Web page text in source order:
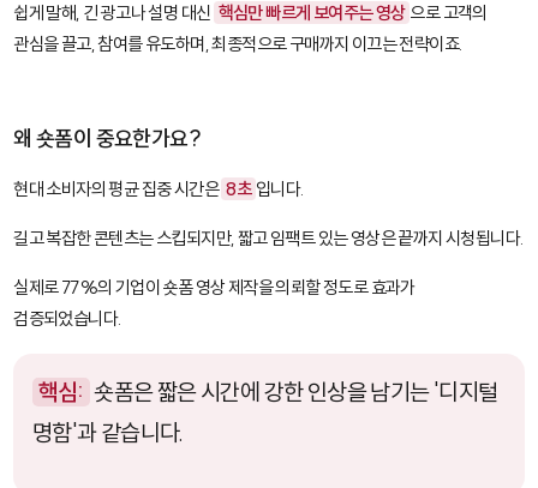
쉽게 말해, 긴 광고나 설명 대신 핵심만 빠르게 보여주는 영상 으로 고객의
관심을 끌고, 참여를 유도하며, 최종적으로 구매까지 이끄는 전략이죠.
왜 숏폼이 중요한가요?
현대 소비자의 평균 집중 시간은 8초 입니다.
길고 복잡한 콘텐츠는 스킵되지만, 짧고 임팩트 있는 영상은 끝까지 시청됩니다.
실제로 77%의 기업이 숏폼 영상 제작을 의뢰할 정도로 효과가
검증되었습니다.
핵심: 숏폼은 짧은 시간에 강한 인상을 남기는 '디지털
명함'과 같습니다.